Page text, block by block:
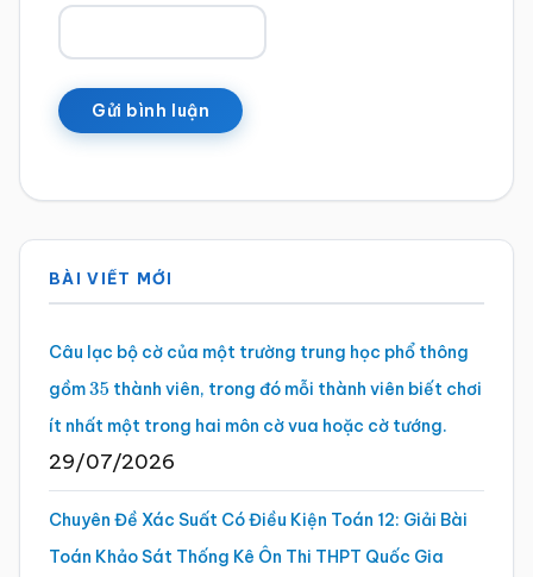
Sidebar
chính
BÀI VIẾT MỚI
Câu lạc bộ cờ của một trường trung học phổ thông
gồm35 thành viên, trong đó mỗi thành viên biết chơi
ít nhất một trong hai môn cờ vua hoặc cờ tướng.
29/07/2026
Chuyên Đề Xác Suất Có Điều Kiện Toán 12: Giải Bài
Toán Khảo Sát Thống Kê Ôn Thi THPT Quốc Gia